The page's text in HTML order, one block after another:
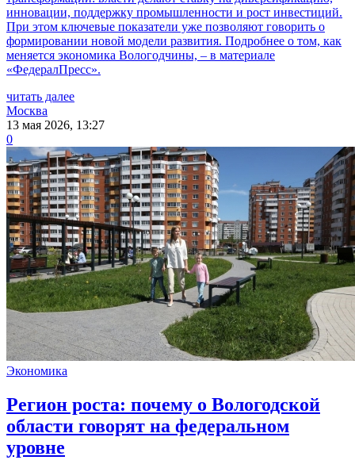
инновации, поддержку промышленности и рост инвестиций.
При этом ключевые показатели уже позволяют говорить о
формировании новой модели развития. Подробнее о том, как
меняется экономика Вологодчины, – в материале
«ФедералПресс».
читать далее
Москва
13 мая 2026, 13:27
0
Экономика
Регион роста: почему о Вологодской
области говорят на федеральном
уровне